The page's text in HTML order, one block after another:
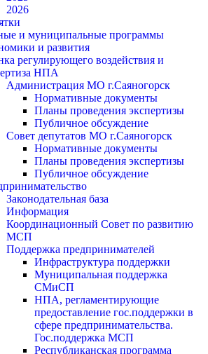
2026
и муниципальные программы
и развития
регулирующего воздействия и
НПА
Администрация МО г.Саяногорск
Нормативные документы
Планы проведения экспертизы
Публичное обсуждение
Совет депутатов МО г.Саяногорск
Нормативные документы
Планы проведения экспертизы
Публичное обсуждение
Законодательная база
Информация
Координационный Совет по развитию
МСП
Поддержка предпринимателей
Инфраструктура поддержки
Муниципальная поддержка
СМиСП
НПА, регламентирующие
предоставление гос.поддержки в
сфере предпринимательства.
Гос.поддержка МСП
Республиканская программа